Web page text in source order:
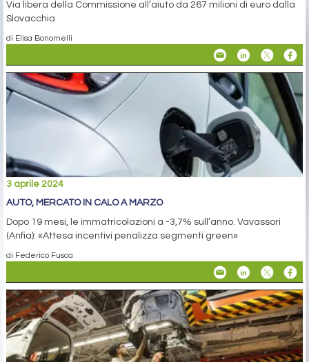
Via libera della Commissione all’aiuto da 267 milioni di euro dalla
Slovacchia
di Elisa Bonomelli
3 aprile 2024
AUTO, MERCATO IN CALO A MARZO
Dopo 19 mesi, le immatricolazioni a -3,7% sull’anno. Vavassori
(Anfia): «Attesa incentivi penalizza segmenti green»
di Federico Fusca